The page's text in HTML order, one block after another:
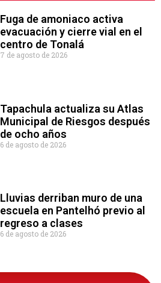
Fuga de amoniaco activa
evacuación y cierre vial en el
centro de Tonalá
7 de agosto de 2026
Tapachula actualiza su Atlas
Municipal de Riesgos después
de ocho años
6 de agosto de 2026
Lluvias derriban muro de una
escuela en Pantelhó previo al
regreso a clases
6 de agosto de 2026